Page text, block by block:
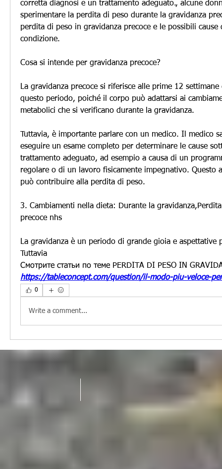
corretta diagnosi e un trattamento adeguato., alcune
sperimentare la perdita di peso durante la gravidanza
perdita di peso in gravidanza precoce e le possibili cause
condizione.
Cosa si intende per gravidanza precoce?
La gravidanza precoce si riferisce alle prime 12
questo periodo, poiché il corpo può adattarsi ai
metabolici che si verificano durante la gravidanza.
Tuttavia, è importante parlare con un medico. Il medico
eseguire un esame completo per determinare le cause
trattamento adeguato, ad esempio a causa di un
regolare o di un lavoro fisicamente impegnativo. Questo
può contribuire alla perdita di peso.
3. Cambiamenti nella dieta: Durante la
precoce nhs
La gravidanza è un periodo di grande gioia e aspettative
Tuttavia
Смотрите статьи по теме PERDITA DI PESO IN
https://tableconcept.com/question/il-modo-piu-veloce-
0
Write a comment...